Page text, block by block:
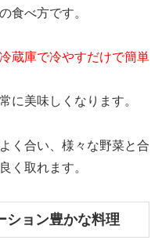
食べ方です。
蔵庫で冷やすだけで簡単
に美味しくなります。
く合い、様々な野菜と合
く取れます。
ション豊かな料理